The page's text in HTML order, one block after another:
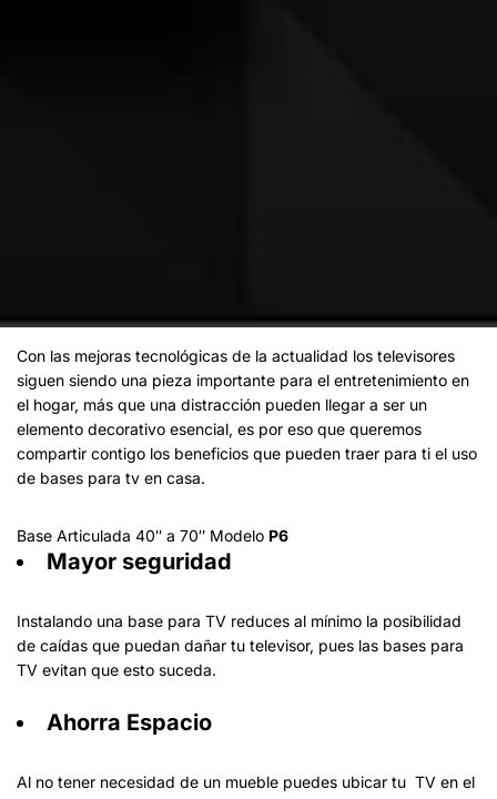
Con las mejoras tecnológicas de la actualidad los televisores
siguen siendo una pieza importante para el entretenimiento en
el hogar, más que una distracción pueden llegar a ser un
elemento decorativo esencial, es por eso que queremos
compartir contigo los beneficios que pueden traer para ti el uso
de bases para tv en casa.
Base Articulada 40″ a 70″ Modelo P6
Mayor seguridad
Instalando una base para TV reduces al mínimo la posibilidad
de caídas que puedan dañar tu televisor, pues las bases para
TV evitan que esto suceda.
Ahorra Espacio
Al no tener necesidad de un mueble puedes ubicar tu TV en el